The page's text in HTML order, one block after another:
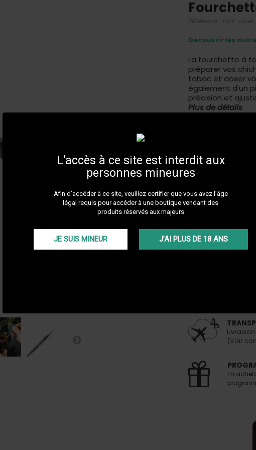
L’accès à ce site est interdit aux
personnes mineures
Afin d’accéder à ce site, veuillez certifier que vous avez l’âge
légal requis pour accéder à une boutique vendant des
produits réservés aux majeurs
JE SUIS MINEUR J’AI PLUS DE 18 ANS
Référence : Fork-silver
Découvrir les
La fourchette à
préparer vos
tabac et doser
également d'un
précision et
Plus de détails
Argenté - Epuisé
Ce produit n'est
disponible.
Faites
passée
(Voir
En